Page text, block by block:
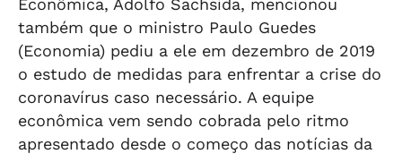
Econômica, Adolfo Sachsida, mencionou
também que o ministro Paulo Guedes
(Economia) pediu a ele em dezembro de 2019
o estudo de medidas para enfrentar a crise do
coronavírus caso necessário. A equipe
econômica vem sendo cobrada pelo ritmo
apresentado desde o começo das notícias da